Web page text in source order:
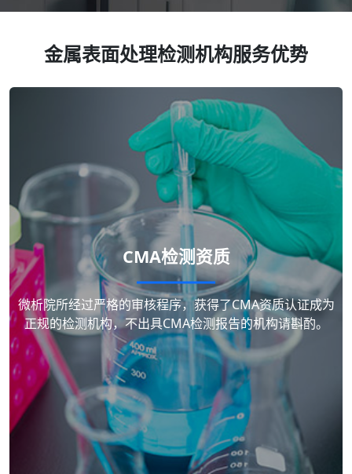
金属表面处理检测机构服务优势
CMA检测资质
微析院所经过严格的审核程序，获得了CMA资质认证成为
正规的检测机构，不出具CMA检测报告的机构请斟酌。